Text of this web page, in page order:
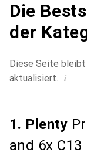
Die
der
Diese Seite
aktualisiert. i
1. Plenty
and 6x C13